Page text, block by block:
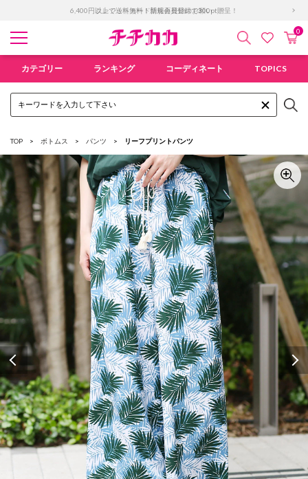
6,400円以上で送料無料！新規会員登録で300pt贈呈！
検索 お気にカ
0
カテゴリー ランキング コーディネート TOPICS
TOP ボトムス パンツ リーフプリントパンツ
Previous